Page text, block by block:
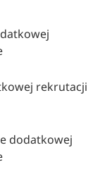
rekrutacji
dodatkowej